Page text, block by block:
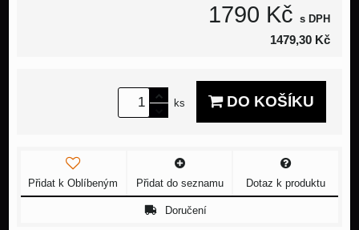
1790 Kč s DPH
1479,30 Kč
ks DO KOŠÍKU
Přidat k Oblíbeným Přidat do seznamu Dotaz k produktu
Doručení